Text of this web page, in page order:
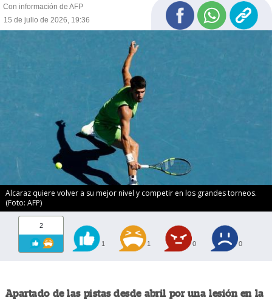
Con información de AFP
15 de julio de 2026, 19:36
Alcaraz quiere volver a su mejor nivel y competir en los grandes torneos.
(Foto: AFP)
2
1 1 0 0
Apartado de las pistas desde abril por una lesión en la